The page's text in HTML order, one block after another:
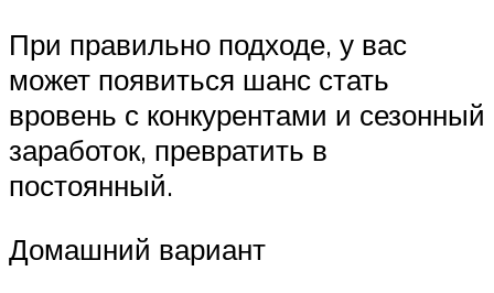
При правильно подходе, у вас
может появиться шанс стать
вровень с конкурентами и сезонный
заработок, превратить в
постоянный.
Домашний вариант